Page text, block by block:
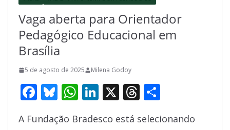
Vaga aberta para Orientador
Pedagógico Educacional em
Brasília
5 de agosto de 2025 Milena Godoy
F
e
Bl
e
W
at
Li
k
X T
re ar
A Fundação Bradesco está selecionando